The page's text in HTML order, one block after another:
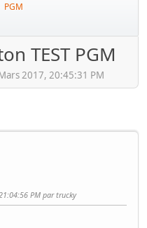
PGM
TEST PGM
2017, 20:45:31 PM
PM par trucky